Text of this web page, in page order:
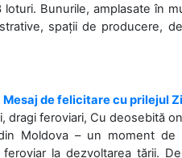
loturi. Bunurile, amplasate în
spații de producere,
Mesaj de felicitare cu prilejul
dragi feroviari, Cu deosebită
Moldova – un moment de
feroviar la dezvoltarea țării.